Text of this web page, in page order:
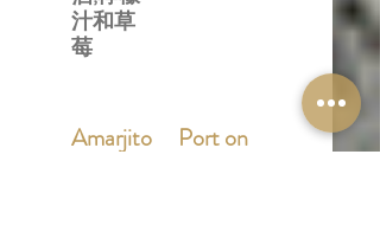
汁和草
莓
Amarjito
Port on